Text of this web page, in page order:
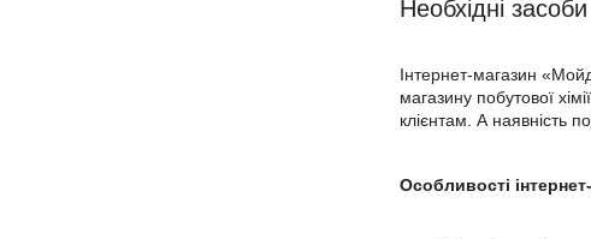
Необхідні
Інтернет-магазин
магазину побутової
клієнтам. А наявність
Особливості